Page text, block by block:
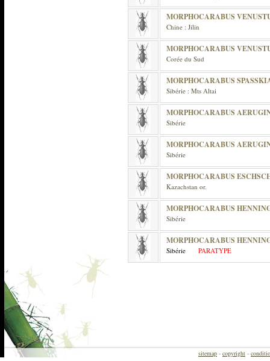
MORPHOCARABUS
Chine : Jilin
MORPHOCARABUS
Corée du Sud
MORPHOCARABUS
Sibérie : Mts Altai
MORPHOCARABUS
Sibérie
MORPHOCARABUS
Sibérie
MORPHOCARABUS
Kazachstan or.
MORPHOCARABUS
Sibérie
MORPHOCARABUS
Sibérie PARATYPE
sitemap - copyright -